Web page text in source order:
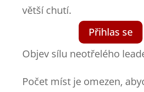
větší chutí.
Přihlas se
Objev sílu neotřelého
Počet míst je omezen,